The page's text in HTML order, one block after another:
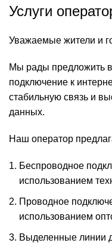
Услуги
Уважаемые жители и
Мы рады предложить
подключение к
стабильную связь и
данных.
Наш оператор
Беспроводное
использованием
Проводное
использованием
Выделенные линии